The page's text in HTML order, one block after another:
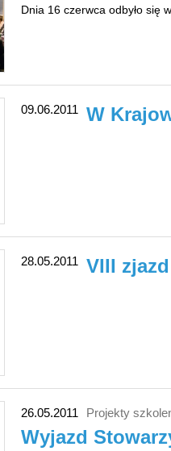
Dnia 16 czerwca odbyło się
09.06.2011 W
28.05.2011 VIII
26.05.2011 Projekty
Wyjazd